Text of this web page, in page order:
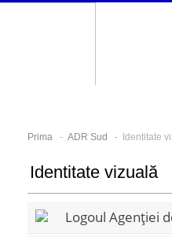
Prima - ADR Sud - Identitate
Identitate vizuală
Logoul Agenției